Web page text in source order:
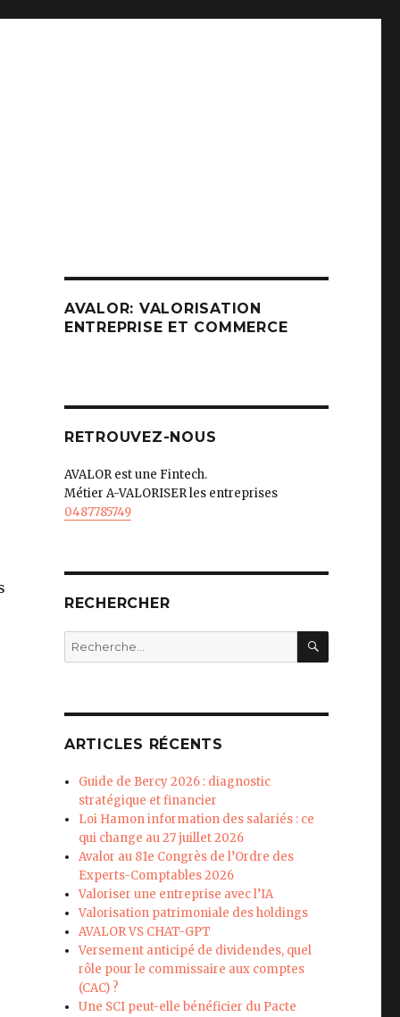
AVALOR: VALORISATION
ENTREPRISE ET COMMERCE
RETROUVEZ-NOUS
AVALOR est une Fintech.
Métier A-VALORISER les entreprises
0487785749
RECHERCHER
Recherche
pour
ARTICLES RÉCENTS
Guide de Bercy 2026 : diagnostic
stratégique et financier
Loi Hamon information des salariés : ce
qui change au 27 juillet 2026
Avalor au 81e Congrès de l’Ordre des
Experts-Comptables 2026
Valoriser une entreprise avec l’IA
Valorisation patrimoniale des holdings
AVALOR VS CHAT-GPT
Versement anticipé de dividendes, quel
rôle pour le commissaire aux comptes
(CAC) ?
Une SCI peut-elle bénéficier du Pacte